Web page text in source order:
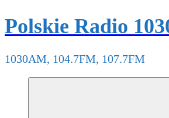
Polskie Radio
1030AM, 104.7FM, 107.7FM